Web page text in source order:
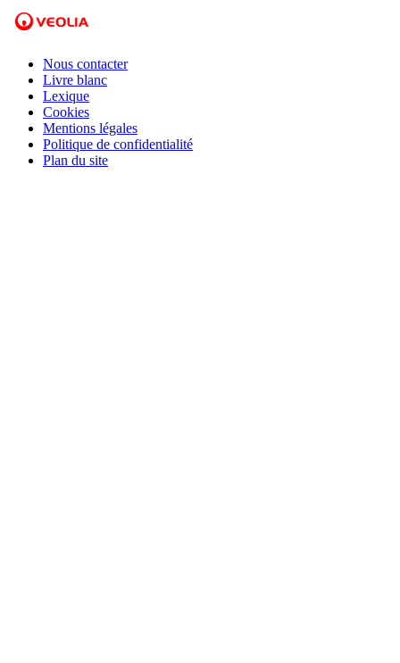
Nous contacter
Livre blanc
Lexique
Cookies
Mentions légales
Politique de confidentialité
Plan du site